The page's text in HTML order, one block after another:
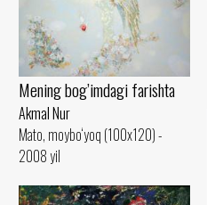
Mening bog’imdagi farishta
Akmal Nur
Mato, moybo‘yoq (100x120) -
2008 yil